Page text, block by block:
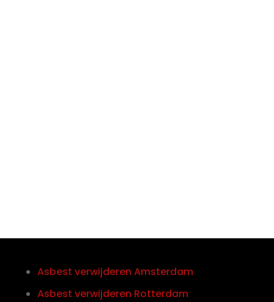
Asbest verwijderen Amsterdam
Asbest verwijderen Rotterdam